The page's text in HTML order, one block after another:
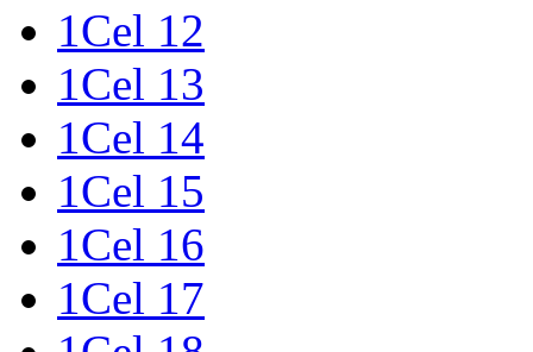
1Cel 12
1Cel 13
1Cel 14
1Cel 15
1Cel 16
1Cel 17